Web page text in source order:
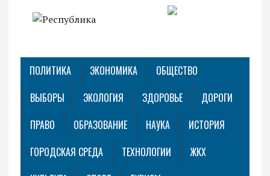
ПОЛИТИКА ЭКОНОМИКА
ОБЩЕСТВО
ВЫБОРЫ
ЭКОЛОГИЯ ЗДОРОВЬЕ
ДОРОГИ
ПРАВО
ОБРАЗОВАНИЕ НАУКА
ИСТОРИЯ
ГОРОДСКАЯ СРЕДА
ТЕХНОЛОГИИ
ЖКХ